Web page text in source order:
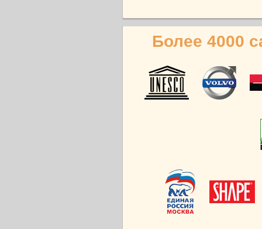
Более 4000